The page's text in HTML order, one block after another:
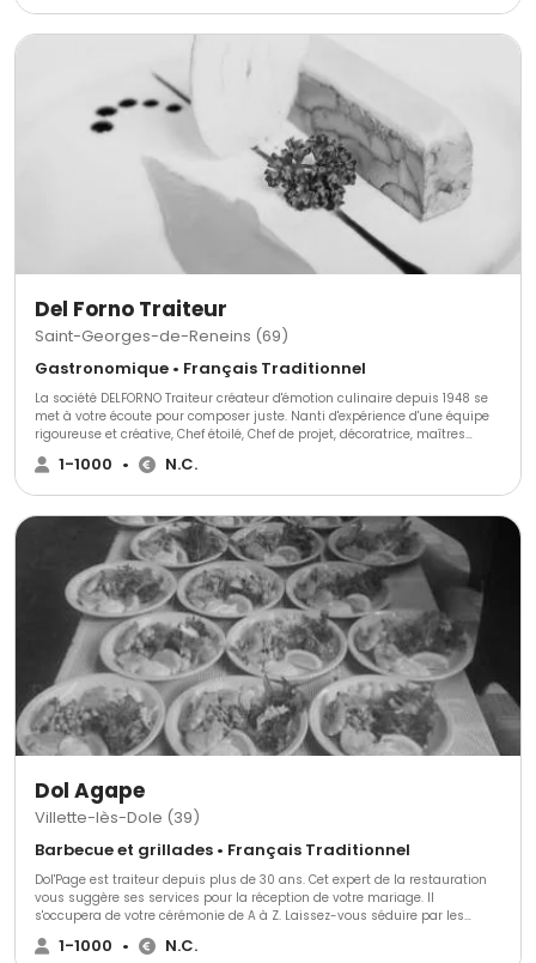
Del Forno Traiteur
Saint-Georges-de-Reneins (69)
Gastronomique • Français Traditionnel
La société DELFORNO Traiteur créateur d'émotion culinaire depuis 1948 se
met à votre écoute pour composer juste. Nanti d'expérience d'une équipe
rigoureuse et créative, Chef étoilé, Chef de projet, décoratrice, maîtres
d'hôtel. Nous elaborons votre journée en adéquation avec vos attentes.
Nous saurons lui donner la valeur que vous lui accordez. Valeur de service
1-1000 • N.C.
Dol Agape
Villette-lès-Dole (39)
Barbecue et grillades • Français Traditionnel
Dol'Page est traiteur depuis plus de 30 ans. Cet expert de la restauration
vous suggère ses services pour la réception de votre mariage. Il
s'occupera de votre cérémonie de A à Z. Laissez-vous séduire par les
produits de bonne qualité que composeront votre repas. Dol'Page assiste
à d'autres événements tels que : les repas de famille, d'anniversaires, des
1-1000 • N.C.